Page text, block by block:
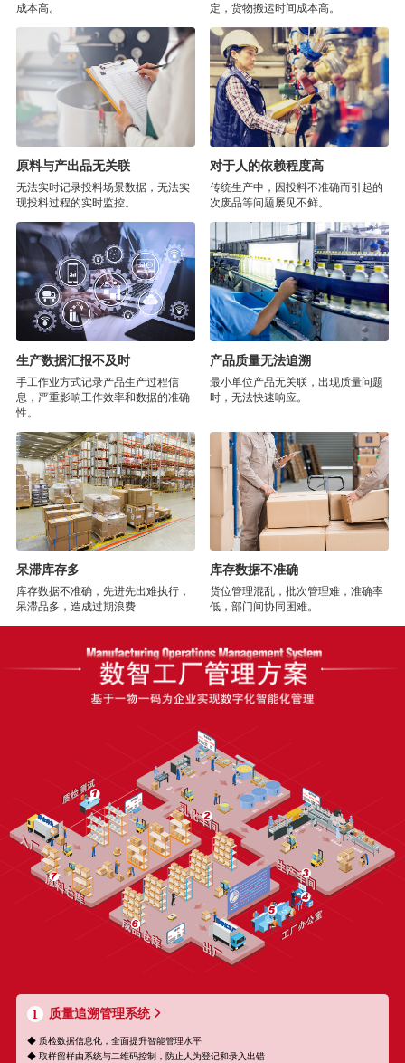
成本高。
定，货物搬运时间成本高。
原料与产出品无关联
无法实时记录投料场景数据，无法实
现投料过程的实时监控。
对于人的依赖程度高
传统生产中，因投料不准确而引起的
次废品等问题屡见不鲜。
生产数据汇报不及时
手工作业方式记录产品生产过程信
息，严重影响工作效率和数据的准确
性。
产品质量无法追溯
最小单位产品无关联，出现质量问题
时，无法快速响应。
呆滞库存多
库存数据不准确，先进先出难执行，
呆滞品多，造成过期浪费
库存数据不准确
货位管理混乱，批次管理难，准确率
低，部门间协同困难。
1 质量追溯管理系统
◆ 质检数据信息化，全面提升智能管理水平
◆ 取样留样由系统与二维码控制，防止人为登记和录入出错